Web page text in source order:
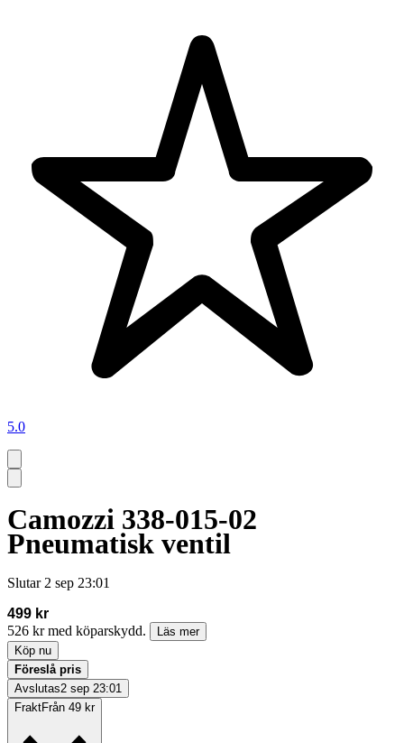
5.0
Camozzi 338-015-02
Pneumatisk ventil
Slutar 2 sep 23:01
499 kr
526 kr med köparskydd.
Läs mer
Köp nu
Föreslå pris
Avslutas2 sep 23:01
FraktFrån 49 kr